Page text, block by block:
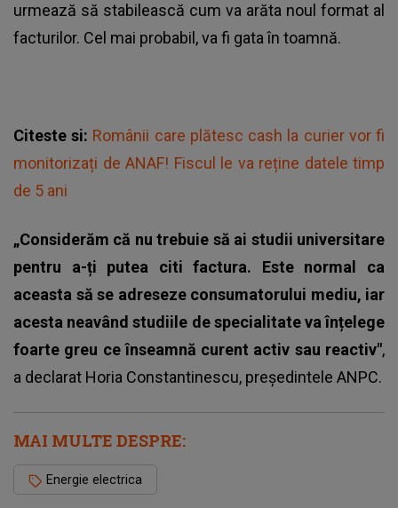
urmează să stabilească cum va arăta noul format al
facturilor. Cel mai probabil, va fi gata în toamnă.
Citeste si: Românii care plătesc cash la curier vor fi
monitorizați de ANAF! Fiscul le va reține datele timp
de 5 ani
„Considerăm că nu trebuie să ai studii universitare
pentru a-ți putea citi factura. Este normal ca
aceasta să se adreseze consumatorului mediu, iar
acesta neavând studiile de specialitate va înțelege
foarte greu ce înseamnă curent activ sau reactiv",
a declarat Horia Constantinescu, președintele ANPC.
MAI MULTE DESPRE:
Energie electrica